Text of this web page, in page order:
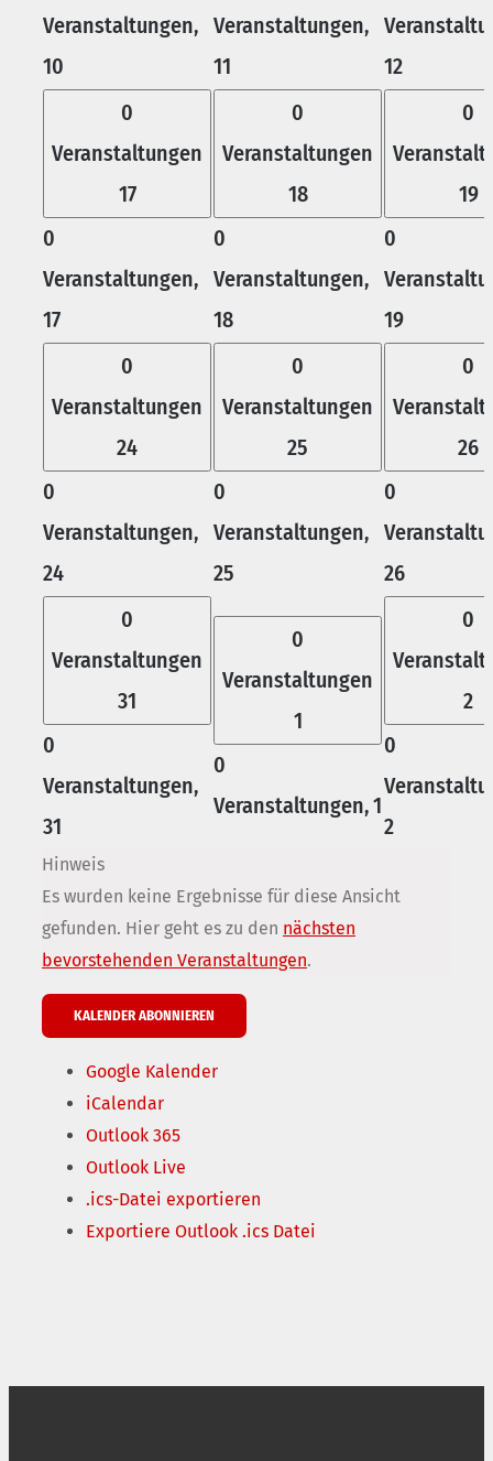
Veranstaltungen,
10
Veranstaltungen,
11
12
0
Veranstaltungen
17
0
Veranstaltungen,
17
0
Veranstaltungen
18
0
Veranstaltungen,
18
0
19
0
19
0
Veranstaltungen
24
0
Veranstaltungen,
24
0
Veranstaltungen
25
0
Veranstaltungen,
25
0
26
0
26
0
Veranstaltungen
31
0
Veranstaltungen,
31
0
Veranstaltungen
1
0
Veranstaltungen,1
0
2
0
2
Hinweis
Es wurden keine Ergebnisse für diese Ansicht
gefunden. Hier geht es zu den nächsten
bevorstehenden Veranstaltungen.
KALENDER ABONNIEREN
Google Kalender
iCalendar
Outlook 365
Outlook Live
.ics-Datei exportieren
Exportiere Outlook .ics Datei